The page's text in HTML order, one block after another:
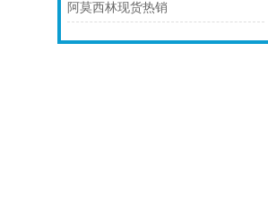
阿莫西林现货热销